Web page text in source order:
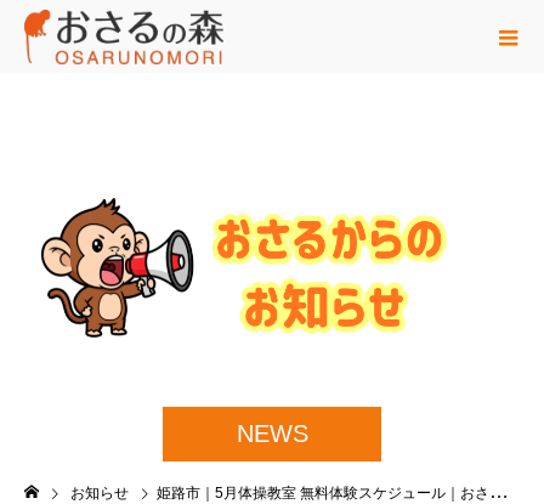
NEWS
お知らせ 姫路市｜5月体操教室 無料体験スケジュール｜おさるアリーナ